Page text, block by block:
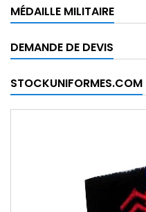
MÉDAILLE MILITAIRE
DEMANDE DE DEVIS
STOCKUNIFORMES.COM